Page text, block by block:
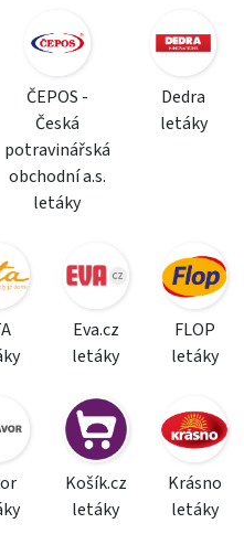
ČEPOS -
Česká
potravinářská
obchodní a.s.
letáky
Dedra
letáky
Eva.cz
letáky
FLOP
letáky
Košík.cz
letáky
Krásno
letáky